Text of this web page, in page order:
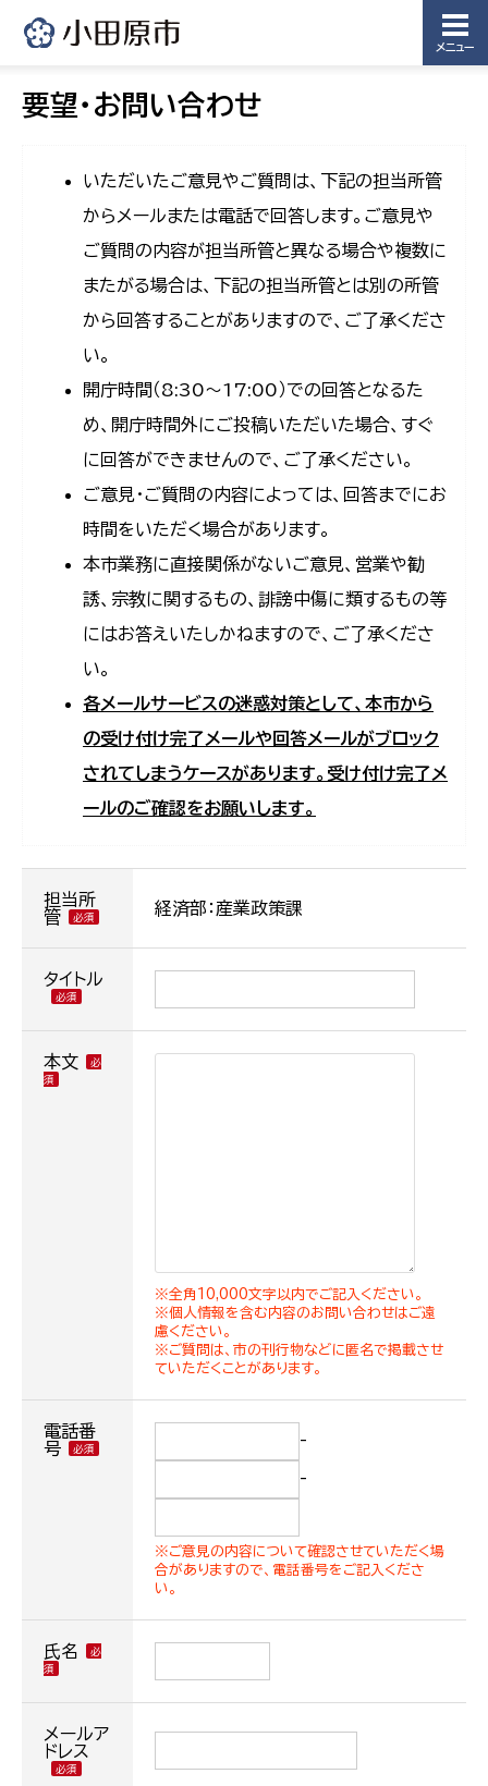
メニュー
要望・お問い合わせ
いただいたご意見やご質問は、下記の担当所管
からメールまたは電話で回答します。ご意見や
ご質問の内容が担当所管と異なる場合や複数に
またがる場合は、下記の担当所管とは別の所管
から回答することがありますので、ご了承くださ
い。
開庁時間（8:30〜17:00）での回答となるた
め、開庁時間外にご投稿いただいた場合、すぐ
に回答ができませんので、ご了承ください。
ご意見・ご質問の内容によっては、回答までにお
時間をいただく場合があります。
本市業務に直接関係がないご意見、営業や勧
誘、宗教に関するもの、誹謗中傷に類するもの等
にはお答えいたしかねますので、ご了承くださ
い。
各メールサービスの迷惑対策として、本市から
の受け付け完了メールや回答メールがブロック
されてしまうケースがあります。受け付け完了メ
ールのご確認をお願いします。
担当所
管
経済部：産業政策課
タイトル
本文
※全角10,000文字以内でご記入ください。
※個人情報を含む内容のお問い合わせはご遠
慮ください。
※ご質問は、市の刊行物などに匿名で掲載させ
ていただくことがあります。
電話番
号
-
-
※ご意見の内容について確認させていただく場
合がありますので、電話番号をご記入くださ
い。
氏名
メールア
ドレス